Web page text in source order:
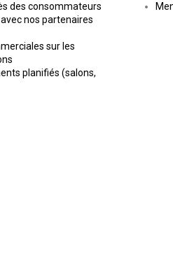
des consommateurs
nos partenaires
sur les
planifiés (salons,